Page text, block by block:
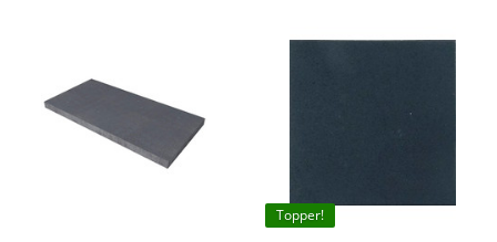
Topper!